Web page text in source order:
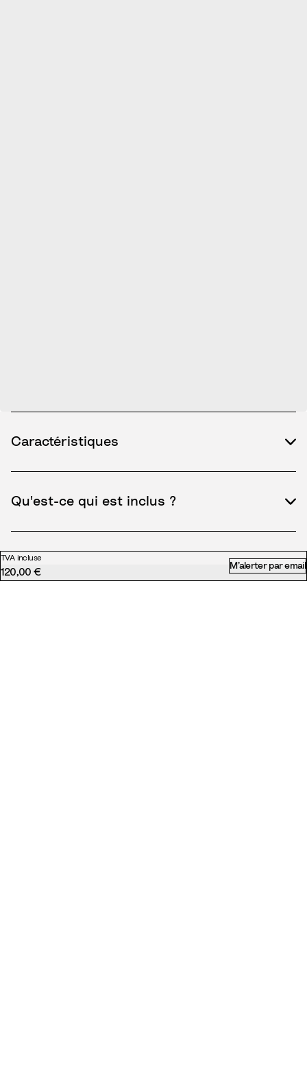
Caractéristiques
Qu'est-ce qui est inclus ?
TVA incluse
120,00 €
M’alerter par email